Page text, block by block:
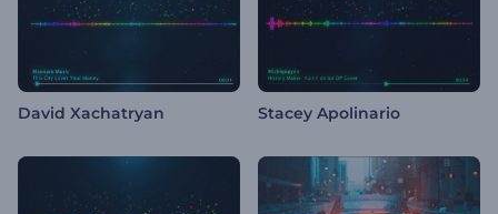
David Xachatryan Stacey Apolinario